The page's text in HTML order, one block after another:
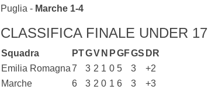
Puglia - Marche 1-4
CLASSIFICA FINALE UNDER 17
Squadra PTGV N PGFGS DR
Emilia Romagna7 3 2 1 0 5 3
+2
Marche
6 3 2 0 1 6 3
+3